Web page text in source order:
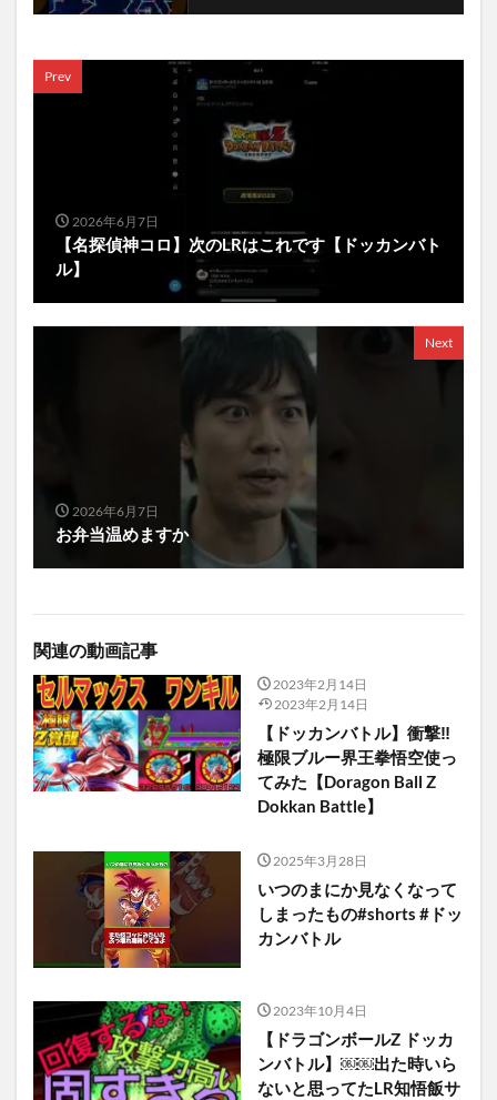
Prev
2026年6月7日
【名探偵神コロ】次のLRはこれです【ドッカンバト
ル】
Next
2026年6月7日
お弁当温めますか
関連の動画記事
2023年2月14日
2023年2月14日
【ドッカンバトル】衝撃‼︎
極限ブルー界王拳悟空使っ
てみた【Doragon Ball Z
Dokkan Battle】
2025年3月28日
いつのまにか見なくなって
しまったもの#shorts #ドッ
カンバトル
2023年10月4日
【ドラゴンボールZ ドッカ
ンバトル】￼￼出た時いら
ないと思ってたLR知悟飯サ